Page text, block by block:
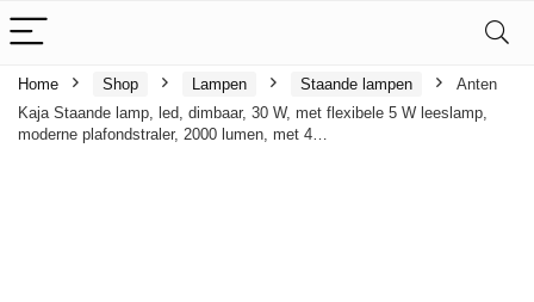
Home Shop Lampen Staande lampen
Anten
Kaja Staande lamp, led, dimbaar, 30 W, met flexibele 5 W leeslamp,
moderne plafondstraler, 2000 lumen, met 4…